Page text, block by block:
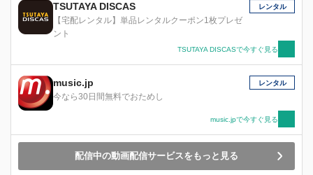
TSUTAYA DISCAS
【宅配レンタル】単品レンタルクーポン1枚プレゼ
ント
レンタル
TSUTAYA DISCASで今すぐ見る
music.jp
今なら30日間無料でおためし
レンタル
music.jpで今すぐ見る
配信中の動画配信サービスをもっと見る